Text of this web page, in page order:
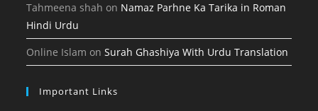
Tahmeena shah on Namaz Parhne Ka Tarika in Roman
Hindi Urdu
Online Islam onSurah Ghashiya With Urdu Translation
Important Links